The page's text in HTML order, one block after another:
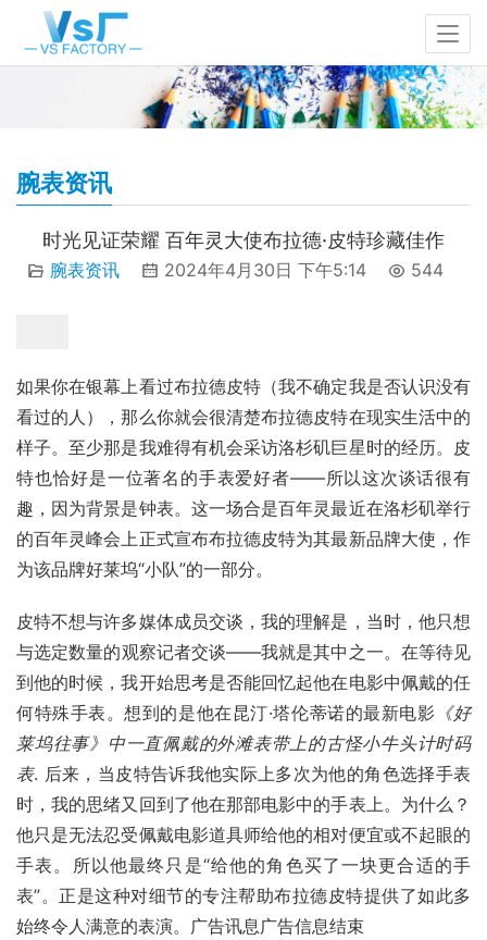
腕表资讯
时光见证荣耀 百年灵大使布拉德·皮特珍藏佳作
腕表资讯 2024年4月30日 下午5:14 544
如果你在银幕上看过布拉德皮特（我不确定我是否认识没有
看过的人），那么你就会很清楚布拉德皮特在现实生活中的
样子。至少那是我难得有机会采访洛杉矶巨星时的经历。皮
特也恰好是一位著名的手表爱好者——所以这次谈话很有
趣，因为背景是钟表。这一场合是百年灵最近在洛杉矶举行
的百年灵峰会上正式宣布布拉德皮特为其最新品牌大使，作
为该品牌好莱坞“小队”的一部分。
皮特不想与许多媒体成员交谈，我的理解是，当时，他只想
与选定数量的观察记者交谈——我就是其中之一。在等待见
到他的时候，我开始思考是否能回忆起他在电影中佩戴的任
何特殊手表。想到的是他在昆汀·塔伦蒂诺的最新电影 《好
莱坞往事》中一直佩戴的外滩表带上的古怪小牛头计时码
表. 后来，当皮特告诉我他实际上多次为他的角色选择手表
时，我的思绪又回到了他在那部电影中的手表上。为什么？
他只是无法忍受佩戴电影道具师给他的相对便宜或不起眼的
手表。所以他最终只是“给他的角色买了一块更合适的手
表”。正是这种对细节的专注帮助布拉德皮特提供了如此多
始终令人满意的表演。广告讯息广告信息结束